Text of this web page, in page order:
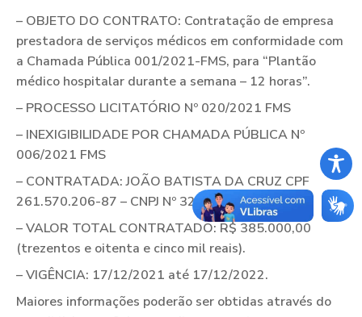
– OBJETO DO CONTRATO: Contratação de empresa
prestadora de serviços médicos em conformidade com
a Chamada Pública 001/2021-FMS, para “Plantão
médico hospitalar durante a semana – 12 horas”.
– PROCESSO LICITATÓRIO Nº 020/2021 FMS
– INEXIGIBILIDADE POR CHAMADA PÚBLICA Nº
006/2021 FMS
– CONTRATADA: JOÃO BATISTA DA CRUZ CPF
261.570.206-87 – CNPJ Nº 32.180.215/0001-28.
– VALOR TOTAL CONTRATADO: R$ 385.000,00
(trezentos e oitenta e cinco mil reais).
– VIGÊNCIA: 17/12/2021 até 17/12/2022.
Maiores informações poderão ser obtidas através do